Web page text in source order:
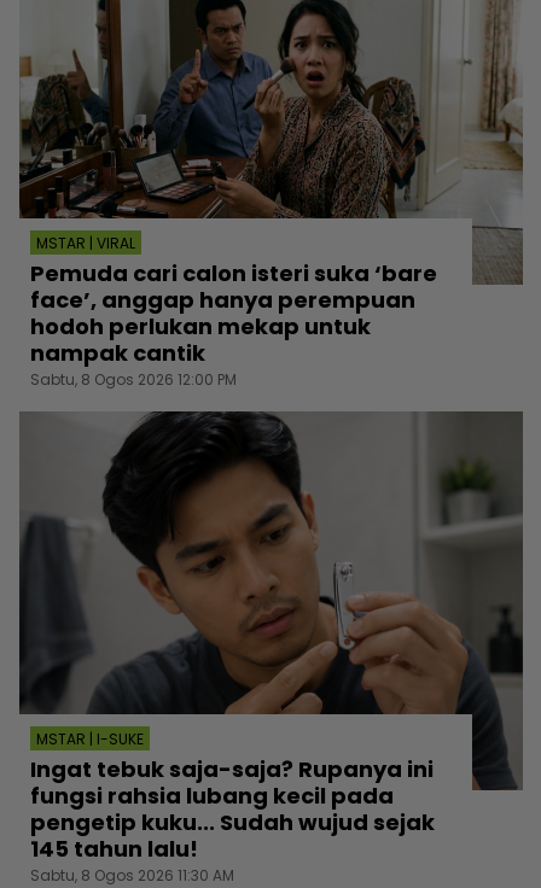
MSTAR | VIRAL
Pemuda cari calon isteri suka ‘bare
face’, anggap hanya perempuan
hodoh perlukan mekap untuk
nampak cantik
Sabtu, 8 Ogos 2026 12:00 PM
MSTAR | I-SUKE
Ingat tebuk saja-saja? Rupanya ini
fungsi rahsia lubang kecil pada
pengetip kuku... Sudah wujud sejak
145 tahun lalu!
Sabtu, 8 Ogos 2026 11:30 AM